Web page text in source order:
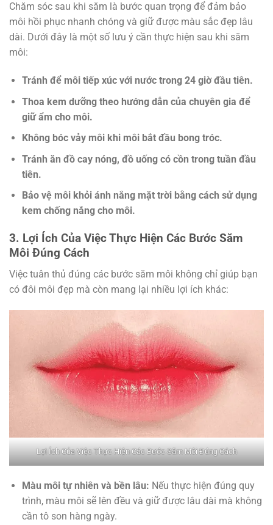
Chăm sóc sau khi săm là bước quan trọng để đảm bảo
môi hồi phục nhanh chóng và giữ được màu sắc đẹp lâu
dài. Dưới đây là một số lưu ý cần thực hiện sau khi săm
môi:
Tránh để môi tiếp xúc với nước trong 24 giờ đầu tiên.
Thoa kem dưỡng theo hướng dẫn của chuyên gia để
giữ ẩm cho môi.
Không bóc vảy môi khi môi bắt đầu bong tróc.
Tránh ăn đồ cay nóng, đồ uống có cồn trong tuần đầu
tiên.
Bảo vệ môi khỏi ánh nắng mặt trời bằng cách sử dụng
kem chống nắng cho môi.
3. Lợi Ích Của Việc Thực Hiện Các Bước Săm
Môi Đúng Cách
Việc tuân thủ đúng các bước săm môi không chỉ giúp bạn
có đôi môi đẹp mà còn mang lại nhiều lợi ích khác:
Lợi Ích Của Việc Thực Hiện Các Bước Săm Môi Đúng Cách
Màu môi tự nhiên và bền lâu: Nếu thực hiện đúng quy
trình, màu môi sẽ lên đều và giữ được lâu dài mà không
cần tô son hàng ngày.